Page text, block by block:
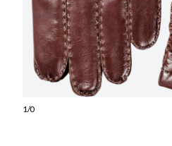
1/0